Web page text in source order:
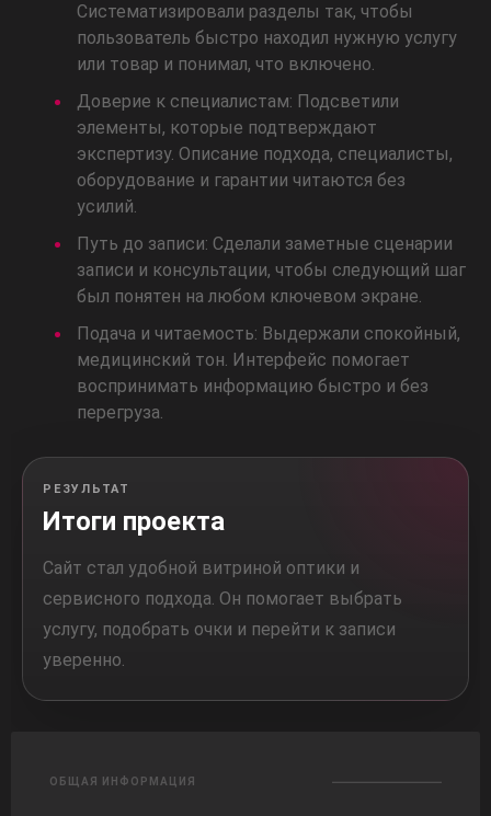
Систематизировали разделы так, чтобы
пользователь быстро находил нужную услугу
или товар и понимал, что включено.
Доверие к специалистам: Подсветили
элементы, которые подтверждают
экспертизу. Описание подхода, специалисты,
оборудование и гарантии читаются без
усилий.
Путь до записи: Сделали заметные сценарии
записи и консультации, чтобы следующий шаг
был понятен на любом ключевом экране.
Подача и читаемость: Выдержали спокойный,
медицинский тон. Интерфейс помогает
воспринимать информацию быстро и без
перегруза.
РЕЗУЛЬТАТ
Итоги проекта
Сайт стал удобной витриной оптики и
сервисного подхода. Он помогает выбрать
услугу, подобрать очки и перейти к записи
уверенно.
ОБЩАЯ ИНФОРМАЦИЯ